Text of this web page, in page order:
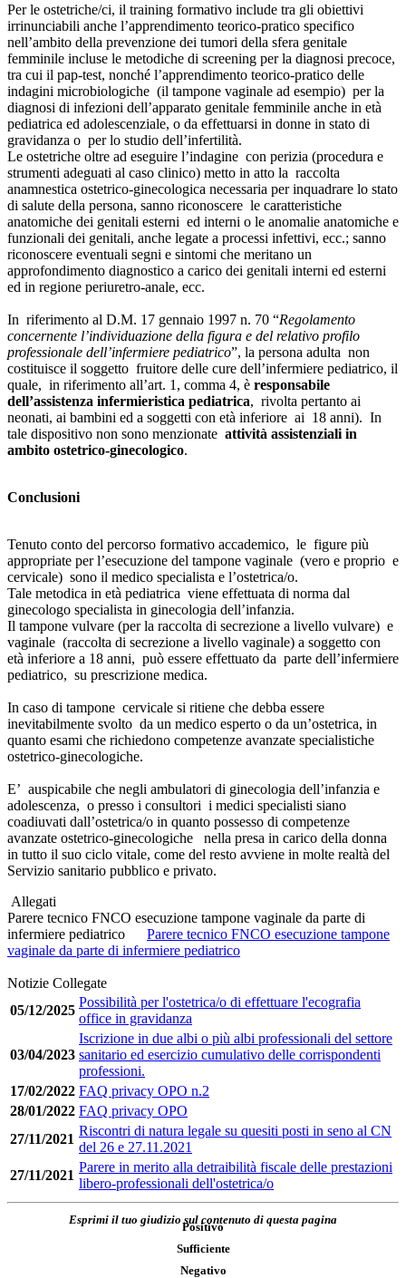
Per le ostetriche/ci, il training formativo include tra gli obiettivi
irrinunciabili anche l’apprendimento teorico-pratico specifico
nell’ambito della prevenzione dei tumori della sfera genitale
femminile incluse le metodiche di screening per la diagnosi precoce,
tra cui il pap-test, nonché l’apprendimento teorico-pratico delle
indagini microbiologiche (il tampone vaginale ad esempio) per la
diagnosi di infezioni dell’apparato genitale femminile anche in età
pediatrica ed adolescenziale, o da effettuarsi in donne in stato di
gravidanza o per lo studio dell’infertilità.
Le ostetriche oltre ad eseguire l’indagine con perizia (procedura e
strumenti adeguati al caso clinico) metto in atto la raccolta
anamnestica ostetrico-ginecologica necessaria per inquadrare lo stato
di salute della persona, sanno riconoscere le caratteristiche
anatomiche dei genitali esterni ed interni o le anomalie anatomiche e
funzionali dei genitali, anche legate a processi infettivi, ecc.; sanno
riconoscere eventuali segni e sintomi che meritano un
approfondimento diagnostico a carico dei genitali interni ed esterni
ed in regione periuretro-anale, ecc.
In riferimento al D.M. 17 gennaio 1997 n. 70 “Regolamento
concernente l’individuazione della figura e del relativo profilo
professionale dell’infermiere pediatrico”, la persona adulta non
costituisce il soggetto fruitore delle cure dell’infermiere pediatrico, il
quale, in riferimento all’art. 1, comma 4, è responsabile
dell’assistenza infermieristica pediatrica, rivolta pertanto ai
neonati, ai bambini ed a soggetti con età inferiore ai 18 anni). In
tale dispositivo non sono menzionate attività assistenziali in
ambito ostetrico-ginecologico.
Conclusioni
Tenuto conto del percorso formativo accademico, le figure più
appropriate per l’esecuzione del tampone vaginale (vero e proprio e
cervicale) sono il medico specialista e l’ostetrica/o.
Tale metodica in età pediatrica viene effettuata di norma dal
ginecologo specialista in ginecologia dell’infanzia.
Il tampone vulvare (per la raccolta di secrezione a livello vulvare) e
vaginale (raccolta di secrezione a livello vaginale) a soggetto con
età inferiore a 18 anni, può essere effettuato da parte dell’infermiere
pediatrico, su prescrizione medica.
In caso di tampone cervicale si ritiene che debba essere
inevitabilmente svolto da un medico esperto o da un’ostetrica, in
quanto esami che richiedono competenze avanzate specialistiche
ostetrico-ginecologiche.
E’ auspicabile che negli ambulatori di ginecologia dell’infanzia e
adolescenza, o presso i consultori i medici specialisti siano
coadiuvati dall’ostetrica/o in quanto possesso di competenze
avanzate ostetrico-ginecologiche nella presa in carico della donna
in tutto il suo ciclo vitale, come del resto avviene in molte realtà del
Servizio sanitario pubblico e privato.
Allegati
Parere tecnico FNCO esecuzione tampone vaginale da parte di
infermiere pediatrico
Parere tecnico FNCO esecuzione tampone
vaginale da parte di infermiere pediatrico
Notizie Collegate
05/12/2025
Possibilità per l'ostetrica/o di effettuare l'ecografia
office in gravidanza
03/04/2023
Iscrizione in due albi o più albi professionali del settore
sanitario ed esercizio cumulativo delle corrispondenti
professioni.
17/02/2022 FAQ privacy OPO n.2
28/01/2022 FAQ privacy OPO
27/11/2021
Riscontri di natura legale su quesiti posti in seno al CN
del 26 e 27.11.2021
27/11/2021
Parere in merito alla detraibilità fiscale delle prestazioni
libero-professionali dell'ostetrica/o
Esprimi il tuo giudizio sul contenuto di questa pagina
Positivo
Sufficiente
Negativo